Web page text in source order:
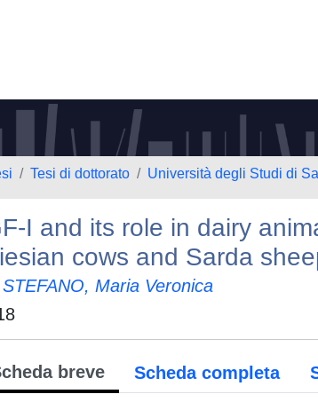
Tesi di dottorato Università degli Studi di
I and its role in dairy
cows and Sarda
Maria Veronica
breve Scheda completa